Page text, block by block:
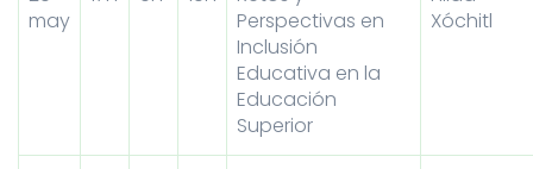
may
Perspectivas en
Inclusión
Educativa en la
Educación
Superior
Xóchitl